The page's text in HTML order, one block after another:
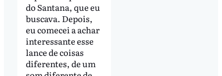
do Santana, que eu
buscava. Depois,
eu comecei a achar
interessante esse
lance de coisas
diferentes, de um